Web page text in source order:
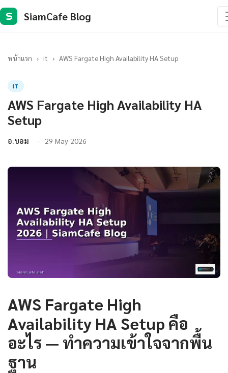
S SiamCafe Blog
หน้าแรก › it › AWS Fargate High Availability HA Setup
IT
AWS Fargate High Availability HA
Setup
อ.บอม 29 May 2026
AWS Fargate High
Availability HA Setup คือ
อะไร — ทำความเข้าใจจากพื้น
ฐาน